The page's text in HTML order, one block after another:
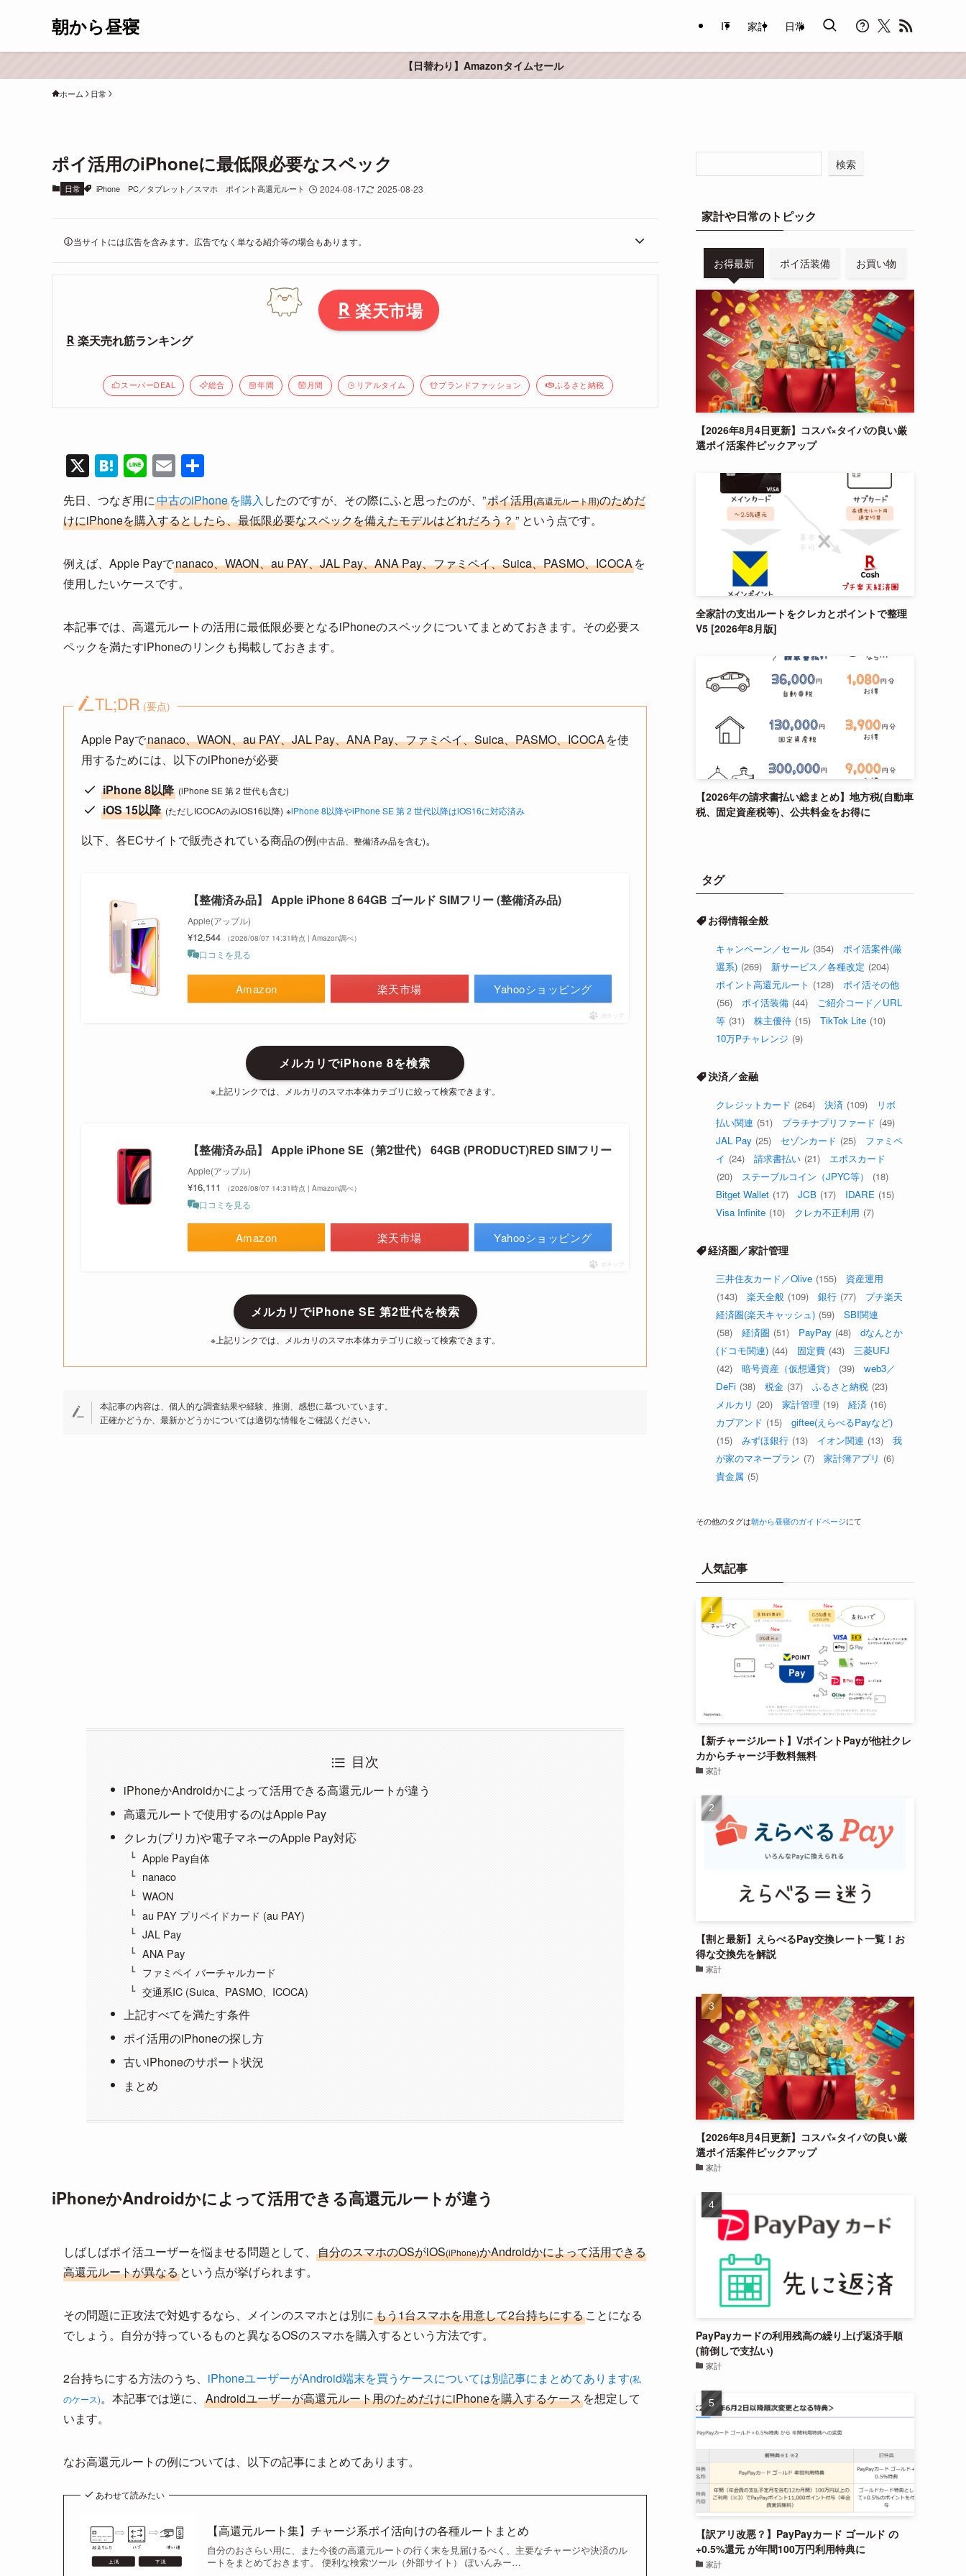
朝から昼寝 IT 家計 日常
【日替わり】Amazonタイムセール
ホーム 日常
ポイ活用のiPhoneに最低限必要なスペック
日常 iPhone PC／タブレット／スマホ ポイント高還元ルート 2024-08-17 2025-08-23
当サイトには広告を含みます。広告でなく単なる紹介等の場合もあります。
楽天市場
楽天売れ筋ランキング
スーパーDEAL 総合 年間 月間 リアルタイム ブランドファッション ふるさと納税
X H
at
e
n
a
Li
n
e
E
m
ail
有
先日、つなぎ用に中古のiPhoneを購入 したのですが、その際にふと思ったのが、”ポイ活用(高還元ルート用)のためだ
けにiPhoneを購入するとしたら、最低限必要なスペックを備えたモデルはどれだろう？” という点です。
例えば、Apple Payでnanaco、WAON、au PAY、JAL Pay、ANA Pay、ファミペイ、Suica、PASMO、ICOCAを
使用したいケースです。
本記事では、高還元ルートの活用に最低限必要となるiPhoneのスペックについてまとめておきます。その必要ス
ペックを満たすiPhoneのリンクも掲載しておきます。
TL;DR (要点)
Apple Payでnanaco、WAON、au PAY、JAL Pay、ANA Pay、ファミペイ、Suica、PASMO、ICOCAを使
用するためには、以下のiPhoneが必要
iPhone 8以降 (iPhone SE 第 2 世代も含む)
iOS 15以降 (ただしICOCAのみiOS16以降) ※iPhone 8以降やiPhone SE 第 2 世代以降はiOS16に対応済み
以下、各ECサイトで販売されている商品の例(中古品、整備済み品を含む)。
【整備済み品】 Apple iPhone 8 64GB ゴールド SIMフリー (整備済み品)
Apple(アップル)
¥12,544 （2026/08/07 14:31時点 | Amazon調べ）
口コミを見る
Amazon 楽天市場 Yahooショッピング
ポチップ
メルカリでiPhone 8を検索
※上記リンクでは、メルカリのスマホ本体カテゴリに絞って検索できます。
【整備済み品】 Apple iPhone SE（第2世代） 64GB (PRODUCT)RED SIMフリー
Apple(アップル)
¥16,111 （2026/08/07 14:31時点 | Amazon調べ）
口コミを見る
Amazon 楽天市場 Yahooショッピング
ポチップ
メルカリでiPhone SE 第2世代を検索
※上記リンクでは、メルカリのスマホ本体カテゴリに絞って検索できます。
本記事の内容は、個人的な調査結果や経験、推測、感想に基づいています。
正確かどうか、最新かどうかについては適切な情報をご確認ください。
目次
iPhoneかAndroidかによって活用できる高還元ルートが違う
高還元ルートで使用するのはApple Pay
クレカ(プリカ)や電子マネーのApple Pay対応
Apple Pay自体
nanaco
WAON
au PAY プリペイドカード (au PAY)
JAL Pay
ANA Pay
ファミペイ バーチャルカード
交通系IC (Suica、PASMO、ICOCA)
上記すべてを満たす条件
ポイ活用のiPhoneの探し方
古いiPhoneのサポート状況
まとめ
iPhoneかAndroidかによって活用できる高還元ルートが違う
しばしばポイ活ユーザーを悩ませる問題として、 自分のスマホのOSがiOS(iPhone)かAndroidかによって活用できる
高還元ルートが異なるという点が挙げられます。
その問題に正攻法で対処するなら、メインのスマホとは別にもう1台スマホを用意して2台持ちにすることになる
でしょう。自分が持っているものと異なるOSのスマホを購入するという方法です。
2台持ちにする方法のうち、 iPhoneユーザーがAndroid端末を買うケースについては別記事にまとめてあります(私
のケース)。本記事では逆に、 Androidユーザーが高還元ルート用のためだけにiPhoneを購入するケースを想定して
います。
なお高還元ルートの例については、以下の記事にまとめてあります。
あわせて読みたい
【高還元ルート集】チャージ系ポイ活向けの各種ルートまとめ
自分のおさらい用に、また今後の高還元ルートの行く末を見届けるべく、主要なチャージや決済のル
ートをまとめておきます。 便利な検索ツール（外部サイト） ぽいんみー…
検索
家計や日常のトピック
お得最新 ポイ活装備 お買い物
【2026年8月4日更新】コスパ×タイパの良い厳
選ポイ活案件ピックアップ
全家計の支出ルートをクレカとポイントで整理
V5 [2026年8月版]
【2026年の請求書払い総まとめ】地方税(自動車
税、固定資産税等)、公共料金をお得に
タグ
お得情報全般
キャンペーン／セール (354)
ポイ活案件(厳
選系) (269) 新サービス／各種改定 (204)
ポイント高還元ルート (128)
ポイ活その他
(56)
ポイ活装備 (44)
ご紹介コード／URL
等 (31) 株主優待 (15) TikTok Lite (10)
10万Pチャレンジ (9)
決済／金融
クレジットカード (264) 決済 (109)
リボ
払い関連 (51) プラチナプリファード (49)
JAL Pay (25) セゾンカード (25)
ファミペ
イ (24) 請求書払い (21)
エポスカード
(20)
ステーブルコイン（JPYC等）
(18)
Bitget Wallet (17) JCB (17) IDARE (15)
Visa Infinite (10) クレカ不正利用 (7)
経済圏／家計管理
三井住友カード／Olive (155)
資産運用
(143)
楽天全般 (109) 銀行 (77)
プチ楽天
経済圏(楽天キャッシュ) (59)
SBI関連
(58)
経済圏 (51) PayPay (48)
dなんとか
(ドコモ関連) (44) 固定費 (43)
三菱UFJ
(42)
暗号資産（仮想通貨） (39)
web3／
DeFi (38) 税金 (37) ふるさと納税 (23)
メルカリ (20) 家計管理 (19) 経済 (16)
カブアンド (15)
giftee(えらべるPayなど)
(15)
みずほ銀行 (13) イオン関連 (13)
我
が家のマネープラン (7) 家計簿アプリ (6)
貴金属 (5)
その他のタグは朝から昼寝のガイドページにて
人気記事
【新チャージルート】VポイントPayが他社クレ
カからチャージ手数料無料
家計
【割と最新】えらべるPay交換レート一覧！お
得な交換先を解説
家計
【2026年8月4日更新】コスパ×タイパの良い厳
選ポイ活案件ピックアップ
家計
PayPayカードの利用残高の繰り上げ返済手順
(前倒しで支払い)
家計
【訳アリ改悪？】PayPayカード ゴールド の
+0.5%還元 が年間100万円利用特典に
家計